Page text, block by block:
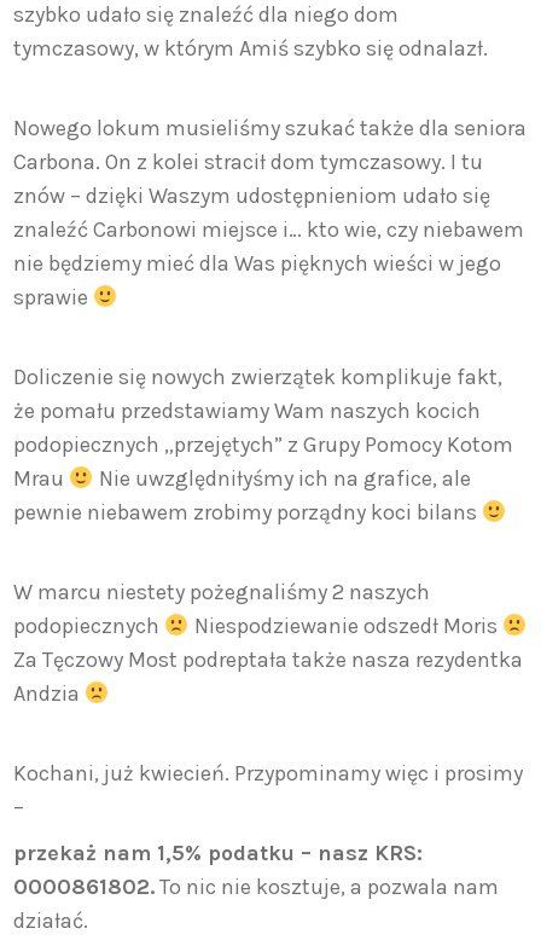
szybko udało się znaleźć dla niego dom
tymczasowy, w którym Amiś szybko się odnalazł.
Nowego lokum musieliśmy szukać także dla seniora
Carbona. On z kolei stracił dom tymczasowy. I tu
znów – dzięki Waszym udostępnieniom udało się
znaleźć Carbonowi miejsce i… kto wie, czy niebawem
nie będziemy mieć dla Was pięknych wieści w jego
sprawie
Doliczenie się nowych zwierzątek komplikuje fakt,
że pomału przedstawiamy Wam naszych kocich
podopiecznych „przejętych” z Grupy Pomocy Kotom
Mrau
Nie uwzględniłyśmy ich na grafice, ale
pewnie niebawem zrobimy porządny koci bilans
W marcu niestety pożegnaliśmy 2 naszych
podopiecznych
Niespodziewanie odszedł Moris
Za Tęczowy Most podreptała także nasza rezydentka
Andzia
Kochani, już kwiecień. Przypominamy więc i prosimy
–
przekaż nam 1,5% podatku – nasz KRS:
0000861802.To nic nie kosztuje, a pozwala nam
działać.